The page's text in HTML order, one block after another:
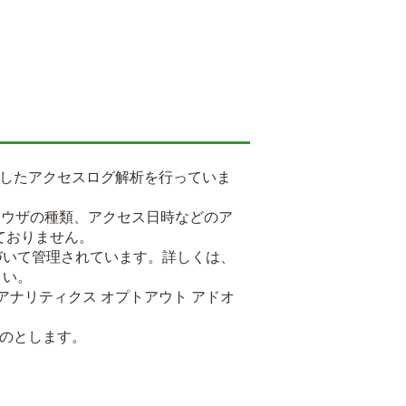
たアクセスログ解析を行っていま
ザの種類、アクセス日時などのア
りません。
て管理されています。詳しくは、
。
ナリティクス オプトアウト アドオ
とします。